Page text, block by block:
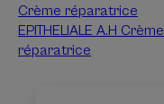
Crème réparatrice
EPITHELIALE A.H Crème
réparatrice